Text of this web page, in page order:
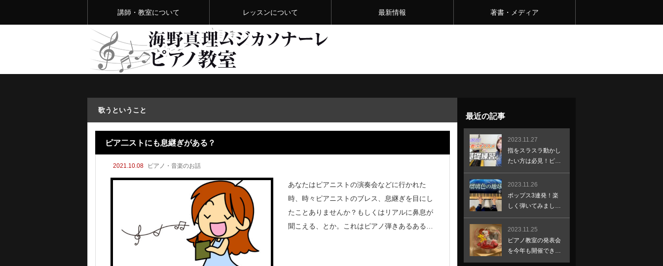
講師・教室について レッスンについて 最新情報 著書・メディア
歌うということ
ピア二ストにも息継ぎがある？
2021.10.08 ピアノ・音楽のお話
あなたはピアニストの演奏会などに行かれた
時、時々ピアニストのブレス、息継ぎを目にし
たことありませんか？もしくはリアルに鼻息が
聞こえる、とか。これはピアノ弾きあるある
最近の記事
2023.11.27
指をスラスラ動かし
たい方は必見！ピア
ノの先生が教える本
当に大切な基礎練習
とは？
2023.11.26
ポップス3連発！楽
しく弾いてみまし
た。
2023.11.25
ピアノ教室の発表会
を今年も開催できま
した！